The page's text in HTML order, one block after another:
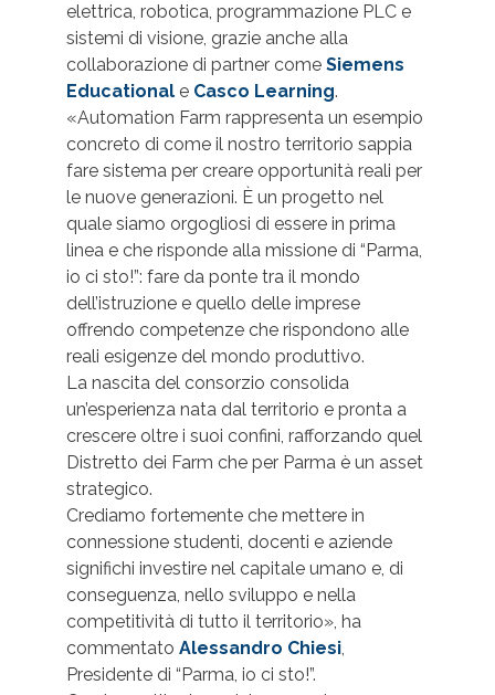
elettrica, robotica, programmazione PLC e
sistemi di visione, grazie anche alla
collaborazione di partner come Siemens
Educational e Casco Learning.
«Automation Farm rappresenta un esempio
concreto di come il nostro territorio sappia
fare sistema per creare opportunità reali per
le nuove generazioni. È un progetto nel
quale siamo orgogliosi di essere in prima
linea e che risponde alla missione di “Parma,
io ci sto!”: fare da ponte tra il mondo
dell’istruzione e quello delle imprese
offrendo competenze che rispondono alle
reali esigenze del mondo produttivo.
La nascita del consorzio consolida
un’esperienza nata dal territorio e pronta a
crescere oltre i suoi confini, rafforzando quel
Distretto dei Farm che per Parma è un asset
strategico.
Crediamo fortemente che mettere in
connessione studenti, docenti e aziende
significhi investire nel capitale umano e, di
conseguenza, nello sviluppo e nella
competitività di tutto il territorio», ha
commentato Alessandro Chiesi,
Presidente di “Parma, io ci sto!”.